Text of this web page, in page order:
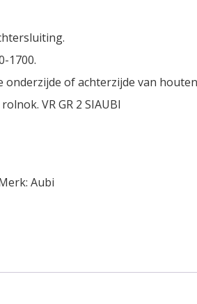
1700.
onderzijde of achterzijde van
VR GR 2 SIAUBI
Aubi